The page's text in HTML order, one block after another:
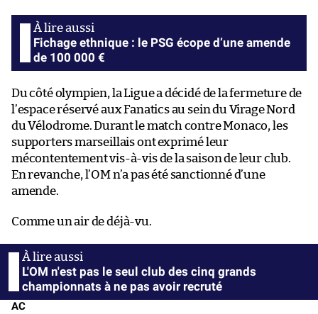
Fichage ethnique : le PSG écope d’une amende
de 100 000 €
Du côté olympien, la Ligue a décidé de la fermeture de
l’espace réservé aux Fanatics au sein du Virage Nord
du Vélodrome. Durant le match contre Monaco, les
supporters marseillais ont exprimé leur
mécontentement vis-à-vis de la saison de leur club.
En revanche, l’OM n’a pas été sanctionné d’une
amende.
Comme un air de déjà-vu.
L'OM n'est pas le seul club des cinq grands
championnats à ne pas avoir recruté
AC